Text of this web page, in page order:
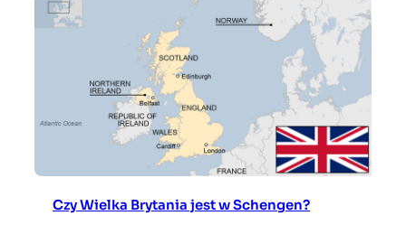
Czy Wielka Brytania jest w Schengen?